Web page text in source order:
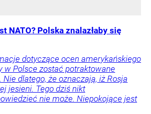
NATO? Polska znalazłaby się
dotyczące ocen amerykańskiego
w Polsce zostać potraktowane
dlatego, że oznaczają, iż Rosja
jesieni. Tego dziś nikt
nie może. Niepokojące jest